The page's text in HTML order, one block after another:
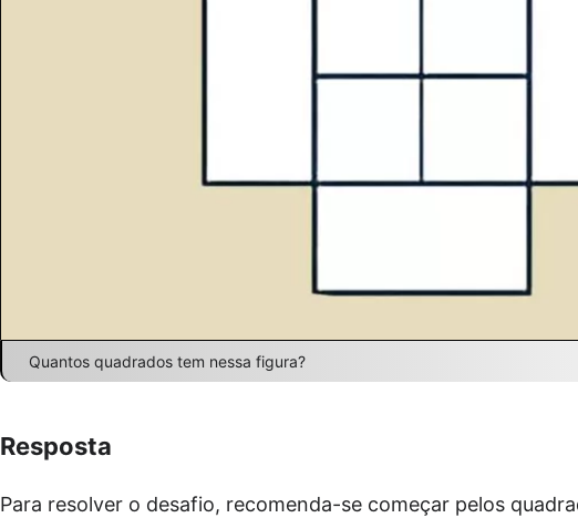
Quantos quadrados tem nessa figura?
Resposta
Para resolver o desafio, recomenda-se começar pelos